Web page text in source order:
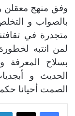
وفق منهج معقلن و
بالصواب و
متجدرة في
لمن انتبه
بسلاح
الحديث و
الصمت أحيانا